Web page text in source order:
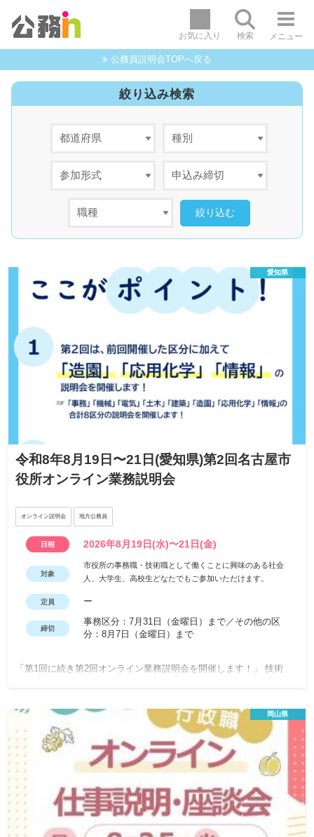
お気に入り 検索 メニュー
公務員説明会TOPへ戻る
絞り込み検索
愛知県
令和8年8月19日〜21日(愛知県)第2回名古屋市
役所オンライン業務説明会
オンライン説明会 地方公務員
日程 2026年8月19日(水)〜21日(金)
対象
市役所の事務職・技術職として働くことに興味のある社会
人、大学生、高校生どなたでもご参加いただけます。
定員 ー
締切
事務区分：7月31日（金曜日）まで／その他の区
分：8月7日（金曜日）まで
「第1回に続き第2回オンライン業務説明会を開催します！」 技術
実施した区分（事務・土木・建築・機械・電気）に加え「造園」・
「応用化学」・「情報」を追加しました！ オンラインでの開催です
ので遠方のかたも気軽にご参加いただけます！
岡山県